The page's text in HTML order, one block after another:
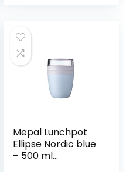
Mepal Lunchpot
Ellipse Nordic blue
– 500 ml